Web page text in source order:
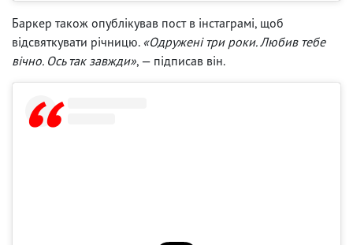
Баркер також опублікував пост в інстаграмі, щоб
відсвяткувати річницю. «Одружені три роки. Любив тебе
вічно. Ось так завжди», — підписав він.